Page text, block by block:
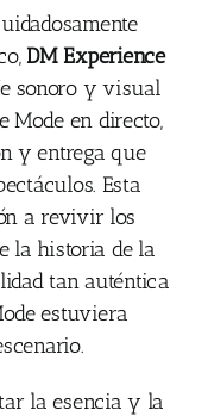
DM Experience
sonoro y visual
Mode en directo,
y entrega que
Esta
a revivir los
la historia de la
tan auténtica
estuviera
la esencia y la